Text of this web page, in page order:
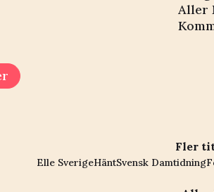
Aller
Fler
Elle SverigeHäntSvensk Damtidning